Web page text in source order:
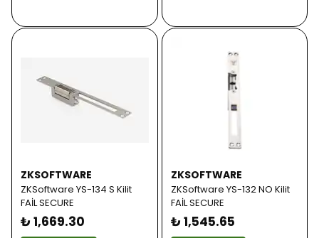
ZKSOFTWARE
ZKSoftware YS-134 S Kilit
FAİL SECURE
₺ 1,669.30
ZKSOFTWARE
ZKSoftware YS-132 NO Kilit
FAİL SECURE
₺ 1,545.65